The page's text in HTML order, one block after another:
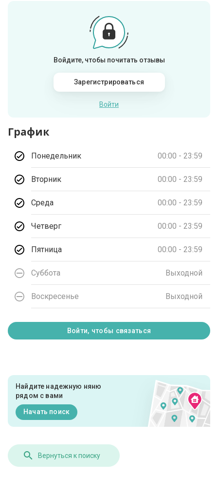
Войдите, чтобы почитать отзывы
Зарегистрироваться
Войти
График
Понедельник 00:00 - 23:59
Вторник 00:00 - 23:59
Среда 00:00 - 23:59
Четверг 00:00 - 23:59
Пятница 00:00 - 23:59
Суббота Выходной
Воскресенье Выходной
Войти, чтобы связаться
Найдите надежную няню
рядом с вами
Начать поиск
Вернуться к поиску